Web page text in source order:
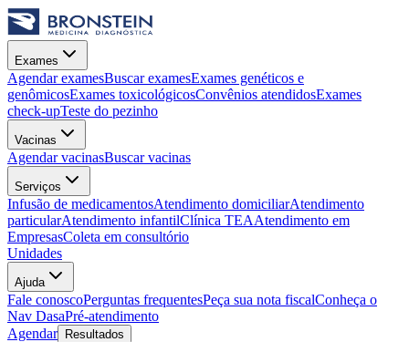
Exames
Agendar examesBuscar examesExames genéticos e
genômicosExames toxicológicosConvênios atendidosExames
check-upTeste do pezinho
Vacinas
Agendar vacinasBuscar vacinas
Serviços
Infusão de medicamentosAtendimento domiciliarAtendimento
particularAtendimento infantilClínica TEAAtendimento em
EmpresasColeta em consultório
Unidades
Ajuda
Fale conoscoPerguntas frequentesPeça sua nota fiscalConheça o
Nav DasaPré-atendimento
Agendar
Resultados